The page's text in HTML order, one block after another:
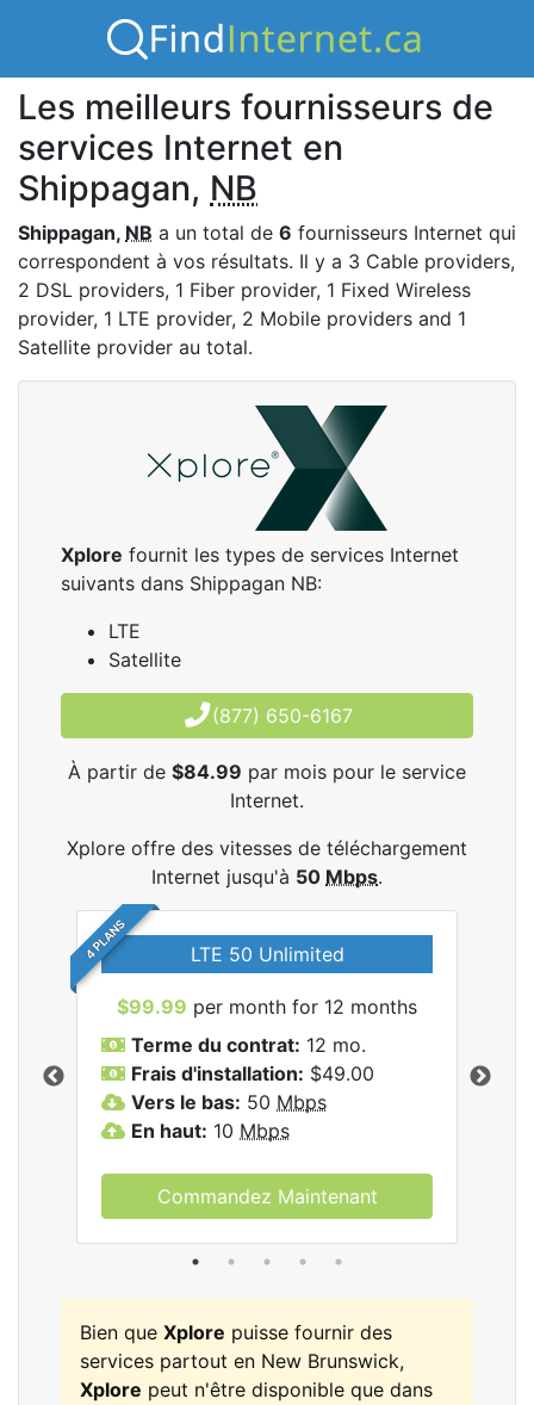
Les meilleurs fournisseurs de
services Internet en
Shippagan, NB
Shippagan, NB a un total de 6 fournisseurs Internet qui
correspondent à vos résultats. Il y a 3 Cable providers,
2 DSL providers, 1 Fiber provider, 1 Fixed Wireless
provider, 1 LTE provider, 2 Mobile providers and 1
Satellite provider au total.
Xplore fournit les types de services Internet
suivants dans Shippagan NB:
LTE
Satellite
(877) 650-6167
À partir de $84.99 par mois pour le service
Internet.
Xplore offre des vitesses de téléchargement
Internet jusqu'à 50 Mbps.
4 PLANS LTE 50 Unlimited
$99.99 per month for 12 months
Terme du contrat: 12 mo.
Frais d'installation: $49.00
Vers le bas: 50 Mbps
En haut: 10 Mbps
Commandez Maintenant
Bien que Xplore puisse fournir des
services partout en New Brunswick,
Xplore peut n'être disponible que dans